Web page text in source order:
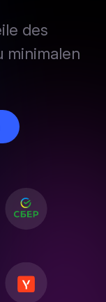
des
minimalen